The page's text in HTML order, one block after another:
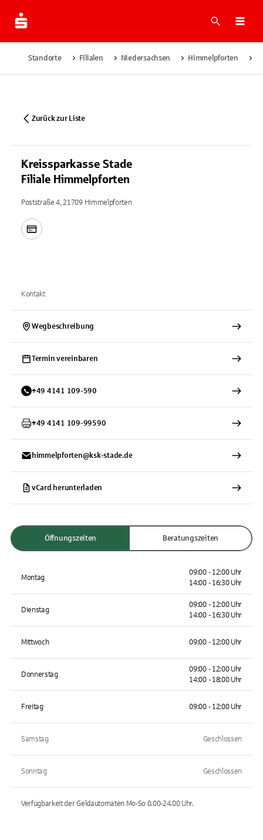
Suche
Standorte Filialen Niedersachsen Himmelpforten
Zurück zur Liste
Kreissparkasse Stade
Filiale Himmelpforten
Poststraße 4, 21709 Himmelpforten
Kontakt
Wegbeschreibung
Termin vereinbaren
+49 4141 109-590
+49 4141 109-99590
himmelpforten@ksk-stade.de
vCard herunterladen
Öffnungszeiten Beratungszeiten
Montag
09:00 - 12:00 Uhr
14:00 - 16:30 Uhr
Dienstag
09:00 - 12:00 Uhr
14:00 - 16:30 Uhr
Mittwoch 09:00 - 12:00 Uhr
Donnerstag
09:00 - 12:00 Uhr
14:00 - 18:00 Uhr
Freitag 09:00 - 12:00 Uhr
Samstag Geschlossen
Sonntag Geschlossen
Verfügbarkeit der Geldautomaten Mo-So 0.00-24.00Uhr.